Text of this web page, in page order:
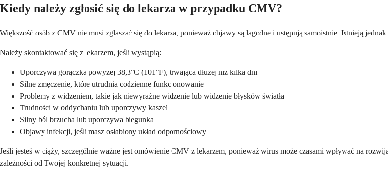
Kiedy należy zgłosić się do lekarza w przypadku CMV?
Większość osób z CMV nie musi zgłaszać się do lekarza, ponieważ objawy są łagodne i ustępują samoistnie. Istnieją
Należy skontaktować się z lekarzem, jeśli wystąpią:
Uporczywa gorączka powyżej 38,3°C (101°F), trwająca dłużej niż kilka dni
Silne zmęczenie, które utrudnia codzienne funkcjonowanie
Problemy z widzeniem, takie jak niewyraźne widzenie lub widzenie błysków światła
Trudności w oddychaniu lub uporczywy kaszel
Silny ból brzucha lub uporczywa biegunka
Objawy infekcji, jeśli masz osłabiony układ odpornościowy
Jeśli jesteś w ciąży, szczególnie ważne jest omówienie CMV z lekarzem, ponieważ wirus może czasami wpływać na
zależności od Twojej konkretnej sytuacji.